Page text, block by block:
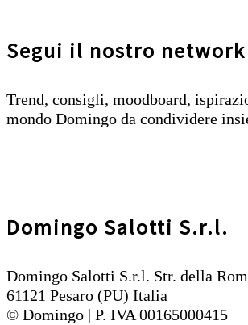
Segui il nostro network
Trend, consigli, moodboard,
mondo Domingo da condividere
Domingo Salotti S.r.l.
Domingo Salotti S.r.l. Str. della
61121 Pesaro (PU) Italia
© Domingo | P. IVA 00165000415